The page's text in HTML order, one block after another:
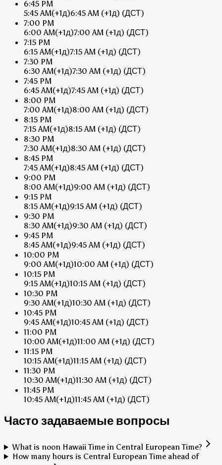
6:45 PM
5:45 AM(+1д)6:45 AM (+1д) (ДСТ)
7:00 PM
6:00 AM(+1д)7:00 AM (+1д) (ДСТ)
7:15 PM
6:15 AM(+1д)7:15 AM (+1д) (ДСТ)
7:30 PM
6:30 AM(+1д)7:30 AM (+1д) (ДСТ)
7:45 PM
6:45 AM(+1д)7:45 AM (+1д) (ДСТ)
8:00 PM
7:00 AM(+1д)8:00 AM (+1д) (ДСТ)
8:15 PM
7:15 AM(+1д)8:15 AM (+1д) (ДСТ)
8:30 PM
7:30 AM(+1д)8:30 AM (+1д) (ДСТ)
8:45 PM
7:45 AM(+1д)8:45 AM (+1д) (ДСТ)
9:00 PM
8:00 AM(+1д)9:00 AM (+1д) (ДСТ)
9:15 PM
8:15 AM(+1д)9:15 AM (+1д) (ДСТ)
9:30 PM
8:30 AM(+1д)9:30 AM (+1д) (ДСТ)
9:45 PM
8:45 AM(+1д)9:45 AM (+1д) (ДСТ)
10:00 PM
9:00 AM(+1д)10:00 AM (+1д) (ДСТ)
10:15 PM
9:15 AM(+1д)10:15 AM (+1д) (ДСТ)
10:30 PM
9:30 AM(+1д)10:30 AM (+1д) (ДСТ)
10:45 PM
9:45 AM(+1д)10:45 AM (+1д) (ДСТ)
11:00 PM
10:00 AM(+1д)11:00 AM (+1д) (ДСТ)
11:15 PM
10:15 AM(+1д)11:15 AM (+1д) (ДСТ)
11:30 PM
10:30 AM(+1д)11:30 AM (+1д) (ДСТ)
11:45 PM
10:45 AM(+1д)11:45 AM (+1д) (ДСТ)
Часто задаваемые вопросы
What is noon Hawaii Time in Central European Time?
How many hours is Central European Time ahead of